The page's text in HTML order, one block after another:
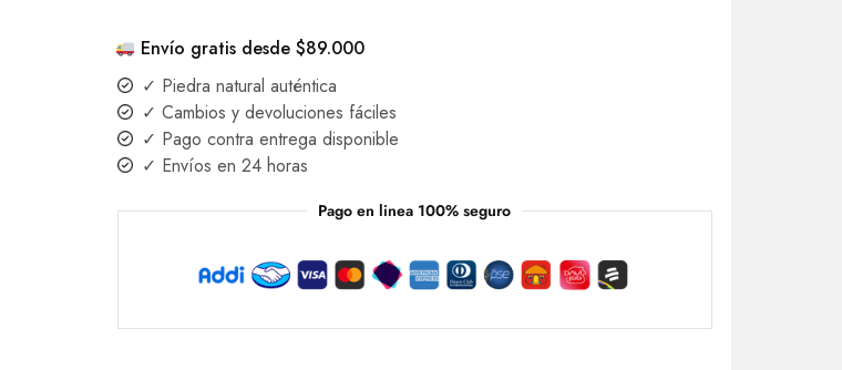
Envío gratis desde $89.000
✓ Piedra natural auténtica
✓ Cambios y devoluciones fáciles
✓ Pago contra entrega disponible
✓ Envíos en 24 horas
Pago en linea 100% seguro